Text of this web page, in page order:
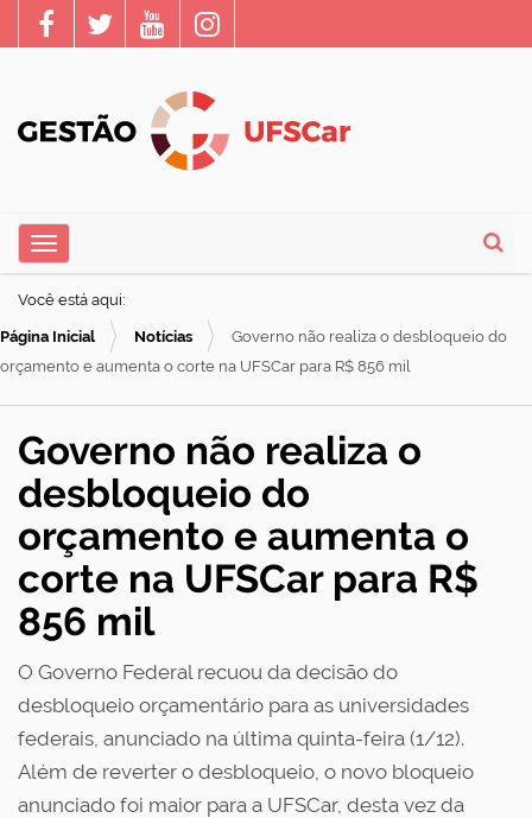
Busca
e
g
Toggle navigation
Você está aqui:
Página Inicial Notícias
Governo não realiza o desbloqueio do
orçamento e aumenta o corte na UFSCar para R$ 856 mil
Governo não realiza o
desbloqueio do
orçamento e aumenta o
corte na UFSCar para R$
856 mil
O Governo Federal recuou da decisão do
desbloqueio orçamentário para as universidades
federais, anunciado na última quinta-feira (1/12).
Além de reverter o desbloqueio, o novo bloqueio
anunciado foi maior para a UFSCar, desta vez da